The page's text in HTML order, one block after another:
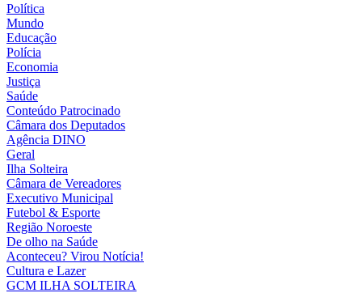
Política
Mundo
Educação
Polícia
Economia
Justiça
Saúde
Conteúdo Patrocinado
Câmara dos Deputados
Agência DINO
Geral
Ilha Solteira
Câmara de Vereadores
Executivo Municipal
Futebol & Esporte
Região Noroeste
De olho na Saúde
Aconteceu? Virou Notícia!
Cultura e Lazer
GCM ILHA SOLTEIRA